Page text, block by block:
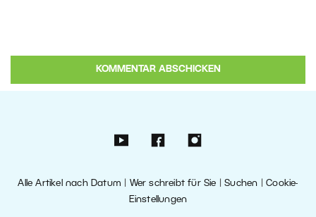
Alle Artikel nach Datum Wer schreibt für Sie |Suchen |Cookie-
Einstellungen